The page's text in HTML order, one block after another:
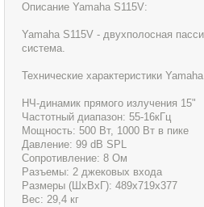
Описание Yamaha S115V:
Yamaha S115V - двухполосная
система.
Технические характеристики
НЧ-динамик прямого излучения 15"
Частотный диапазон: 55-16кГц
Мощность: 500 Вт, 1000 Вт в пике
Давление: 99 dB SPL
Сопротивление: 8 Ом
Разъемы: 2 джековых входа
Размеры (ШхВхГ): 489х719х377
Вес: 29,4 кг